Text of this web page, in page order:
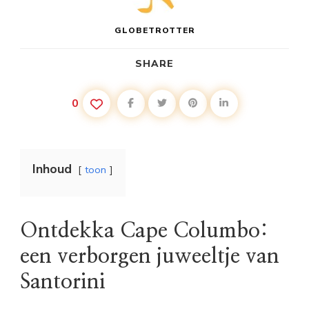
GLOBETROTTER
SHARE
0
Inhoud toon
Ontdekka Cape Columbo:
een verborgen juweeltje van
Santorini